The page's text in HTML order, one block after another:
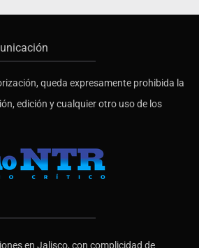
queda expresamente prohibida la
edición y cualquier otro uso de los
en Jalisco, con complicidad de